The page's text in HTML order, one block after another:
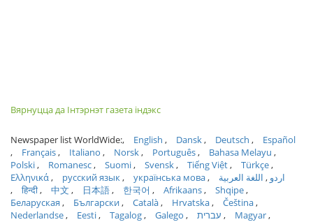
Вярнуцца да Інтэрнэт газета індэкс
Newspaper list WorldWide: English Dansk Deutsch
Español
Français
Italiano Norsk Português
Bahasa Melayu
Polski
Romanesc Suomi Svensk Tiếng Việt
Türkçe
Ελληνικά
русский язык українська мова اردو
اللغة العربية
हिन्दी
中文 日本語 한국어 Afrikaans
Shqipe
Беларуская
Български Català Hrvatska
Čeština
Nederlandse
Eesti Tagalog Galego עברית
Magyar